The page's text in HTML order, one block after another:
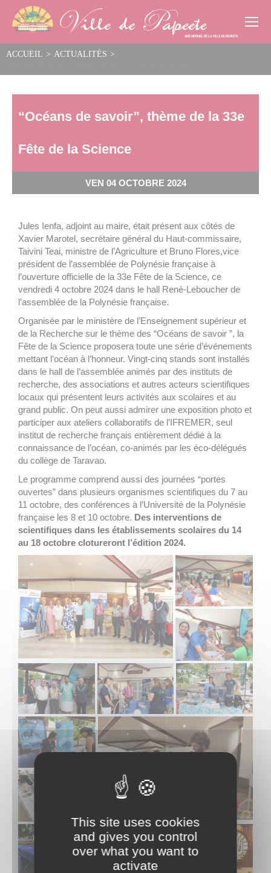
ACCUEIL > ACTUALITÉS >
“Océans de savoir”, thème de la 33e
Fête de la Science
VEN 04 OCTOBRE 2024
Jules Ienfa, adjoint au maire, était présent aux côtés de
Xavier Marotel, secrétaire général du Haut-commissaire,
Taivini Teai, ministre de l’Agriculture et Bruno Flores,vice
président de l’assemblée de Polynésie française à
l’ouverture officielle de la 33e Fête de la Science, ce
vendredi 4 octobre 2024 dans le hall René-Leboucher de
l’assemblée de la Polynésie française.
Organisée par le ministère de l’Enseignement supérieur et
de la Recherche sur le thème des “Océans de savoir ”, la
Fête de la Science proposera toute une série d’événements
mettant l’océan à l’honneur. Vingt-cinq stands sont installés
dans le hall de l’assemblée animés par des instituts de
recherche, des associations et autres acteurs scientifiques
locaux qui présentent leurs activités aux scolaires et au
grand public. On peut aussi admirer une exposition photo et
participer aux ateliers collaboratifs de l’IFREMER, seul
institut de recherche français entièrement dédié à la
connaissance de l’océan, co-animés par les éco-délégués
du collège de Taravao.
Le programme comprend aussi des journées “portes
ouvertes” dans plusieurs organismes scientifiques du 7 au
11 octobre, des conférences à l’Université de la Polynésie
française les 8 et 10 octobre. Des interventions de
scientifiques dans les établissements scolaires du 14
au 18 octobre clotureront l’édition 2024.
Cookies management panel
This site uses cookies
and gives you control
over what you want to
activate